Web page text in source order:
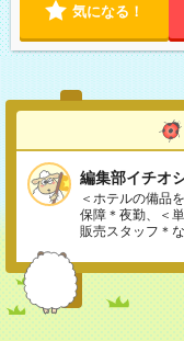
気になる！
編集部イチオ
＜ホテルの備品
保障＊夜勤、＜
販売スタッフ＊